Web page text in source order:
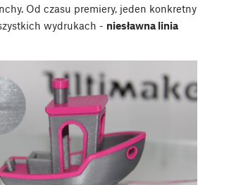
Od czasu premiery, jeden konkretny
wydrukach - niesławna linia